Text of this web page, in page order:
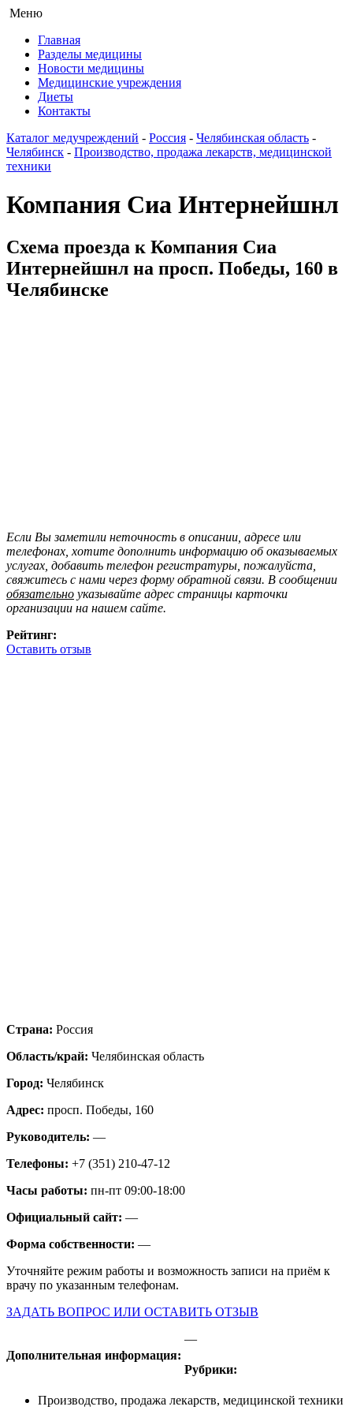
Меню
Главная
Разделы медицины
Новости медицины
Медицинские учреждения
Диеты
Контакты
Каталог медучреждений - Россия - Челябинская область -
Челябинск - Производство, продажа лекарств, медицинской
техники
Компания Сиа Интернейшнл
Схема проезда к Компания Сиа
Интернейшнл на просп. Победы, 160 в
Челябинске
Если Вы заметили неточность в описании, адресе или
телефонах, хотите дополнить информацию об оказываемых
услугах, добавить телефон регистратуры, пожалуйста,
свяжитесь с нами через форму обратной связи. В сообщении
обязательно указывайте адрес страницы карточки
организации на нашем сайте.
Рейтинг:
Оставить отзыв
Страна: Россия
Область/край: Челябинская область
Город: Челябинск
Адрес: просп. Победы, 160
Руководитель: —
Телефоны: +7 (351) 210-47-12
Часы работы: пн-пт 09:00-18:00
Официальный сайт: —
Форма собственности: —
Уточняйте режим работы и возможность записи на приём к
врачу по указанным телефонам.
ЗАДАТЬ ВОПРОС ИЛИ ОСТАВИТЬ ОТЗЫВ
Дополнительная информация:
—
Рубрики:
Производство, продажа лекарств, медицинской техники